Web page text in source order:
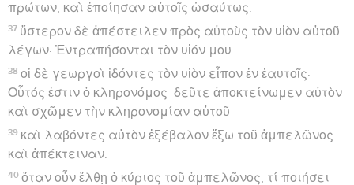
πρώτων, καὶ ἐποίησαν αὐτοῖς ὡσαύτως.
37 ὕστερον δὲ ἀπέστειλεν πρὸς αὐτοὺς τὸν υἱὸν αὐτοῦ
λέγων· Ἐντραπήσονται τὸν υἱόν μου.
38 οἱ δὲ γεωργοὶ ἰδόντες τὸν υἱὸν εἶπον ἐν ἑαυτοῖς·
Οὗτός ἐστιν ὁ κληρονόμος· δεῦτε ἀποκτείνωμεν αὐτὸν
καὶ σχῶμεν τὴν κληρονομίαν αὐτοῦ·
39 καὶ λαβόντες αὐτὸν ἐξέβαλον ἔξω τοῦ ἀμπελῶνος
καὶ ἀπέκτειναν.
40 ὅταν οὖν ἔλθῃ ὁ κύριος τοῦ ἀμπελῶνος, τί ποιήσει